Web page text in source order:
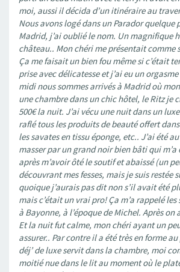
moi, aussi il décida d’un itinéraire au
Nous avons logé dans un Parador quelque
Madrid, j’ai oublié le nom. Un magnifique
château.. Mon chéri me présentait comme
Ça me faisait un bien fou même si c’était
prise avec délicatesse et j’ai eu un orgasme
midi nous sommes arrivés à Madrid où
une chambre dans un chic hôtel, le Ritz je
500€ la nuit. J’ai vécu une nuit dans un
raflé tous les produits de beauté offert
les savates en tissu éponge, etc.. J’ai été
masser par un grand noir bien bâti qui m’a
après m’avoir ôté le soutif et abaissé (un
découvrant mes fesses, mais je suis restée
quoique j’aurais pas dit non s’il avait été
mais c’était un vrai pro! Ça m’a rappelé
à Bayonne, à l’époque de Michel. Après on
Et la nuit fut calme, mon chéri ayant un
assurer.. Par contre il a été très en forme
déj’ de luxe servit dans la chambre, moi
moitié nue dans le lit au moment où le